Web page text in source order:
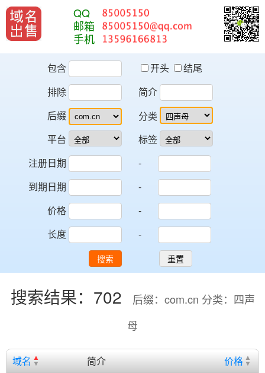
QQ
邮箱
手机
包含 开头
结尾
排除
简介
后缀
平台
分类
标签
注册日期
-
到期日期
-
价格
-
长度
-
搜索 重置
搜索结果：702
后缀：com.cn 分类：四声
母
域名 简介 价格